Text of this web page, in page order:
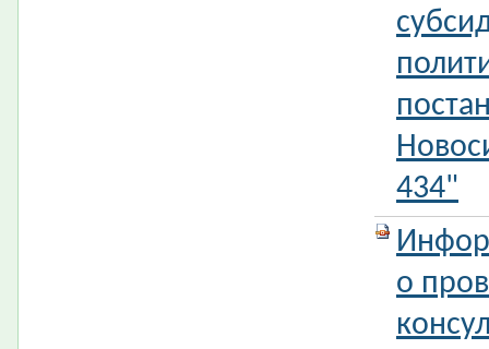
434"
о